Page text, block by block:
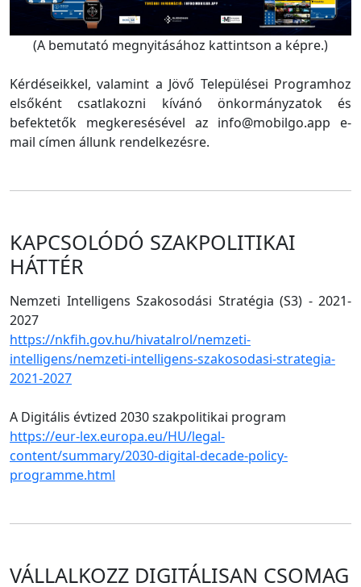
(A bemutató megnyitásához kattintson a képre.)
Kérdéseikkel, valamint a Jövő Települései Programhoz
elsőként csatlakozni kívánó önkormányzatok és
befektetők megkeresésével az info@mobilgo.app e-
mail címen állunk rendelkezésre.
KAPCSOLÓDÓ SZAKPOLITIKAI
HÁTTÉR
Nemzeti Intelligens Szakosodási Stratégia (S3) - 2021-
2027
https://nkfih.gov.hu/hivatalrol/nemzeti-
intelligens/nemzeti-intelligens-szakosodasi-strategia-
2021-2027
A Digitális évtized 2030 szakpolitikai program
https://eur-lex.europa.eu/HU/legal-
content/summary/2030-digital-decade-policy-
programme.html
VÁLLALKOZZ DIGITÁLISAN CSOMAG